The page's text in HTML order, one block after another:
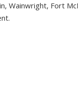
Wainwright, Fort